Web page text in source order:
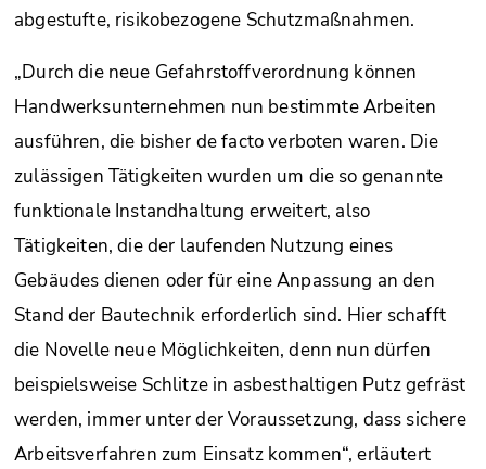
abgestufte, risikobezogene Schutzmaßnahmen.
„Durch die neue Gefahrstoffverordnung können
Handwerksunternehmen nun bestimmte Arbeiten
ausführen, die bisher de facto verboten waren. Die
zulässigen Tätigkeiten wurden um die so genannte
funktionale Instandhaltung erweitert, also
Tätigkeiten, die der laufenden Nutzung eines
Gebäudes dienen oder für eine Anpassung an den
Stand der Bautechnik erforderlich sind. Hier schafft
die Novelle neue Möglichkeiten, denn nun dürfen
beispielsweise Schlitze in asbesthaltigen Putz gefräst
werden, immer unter der Voraussetzung, dass sichere
Arbeitsverfahren zum Einsatz kommen“, erläutert